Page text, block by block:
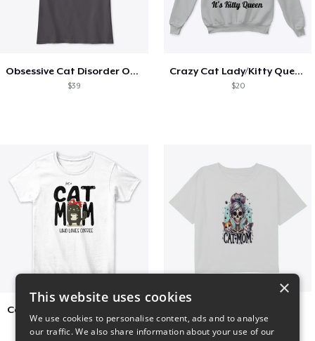
Obsessive Cat Disorder OCD Kittens Lover
$39
Crazy Cat Lady/Kitty Queen
$20
Cat Mom Who Loves Coffee
$20 $27
×
This website uses cookies
We use cookies to personalise content, ads and to analyse
our traffic. We also share information about your use of our